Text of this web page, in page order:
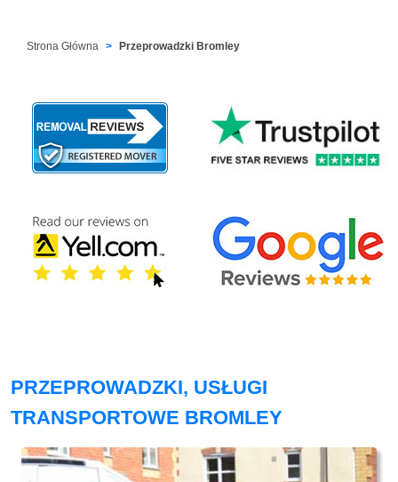
Strona Główna Przeprowadzki Bromley
PRZEPROWADZKI, USŁUGI
TRANSPORTOWE BROMLEY